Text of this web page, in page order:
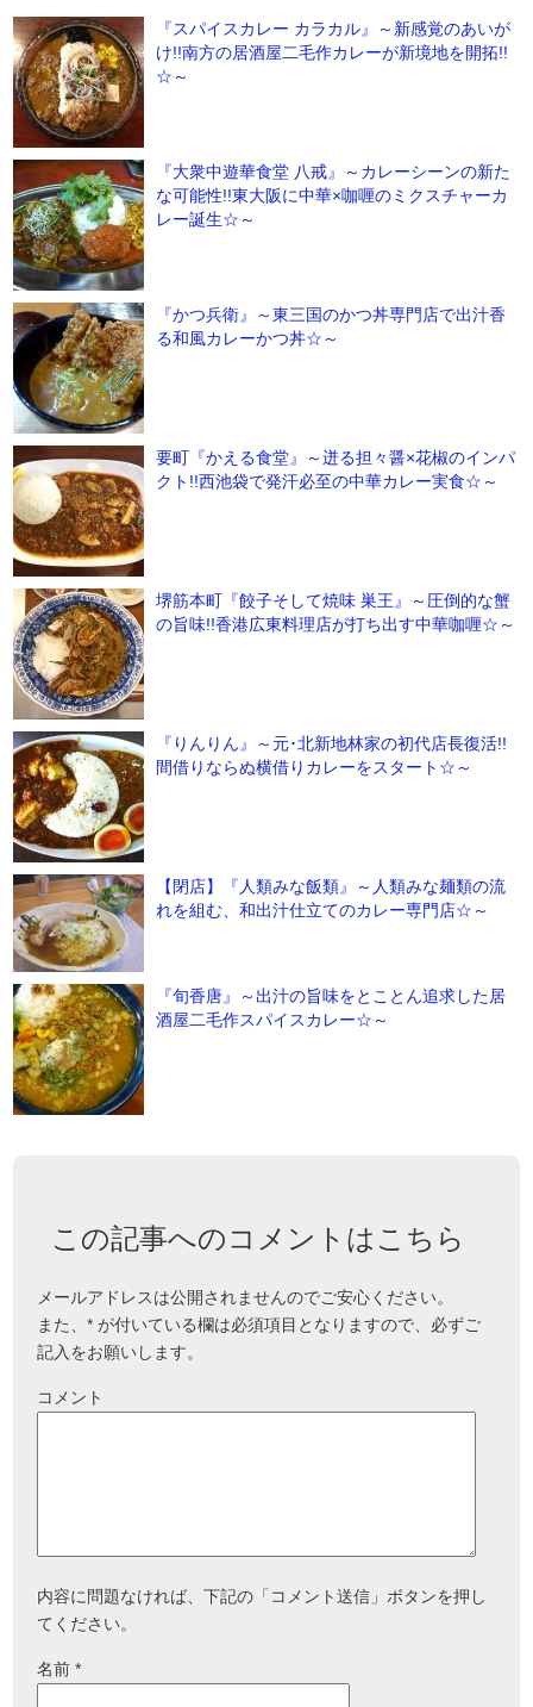
『スパイスカレー カラカル』～新感覚のあいが
け!!南方の居酒屋二毛作カレーが新境地を開拓!!
☆～
『大衆中遊華食堂 八戒』～カレーシーンの新た
な可能性!!東大阪に中華×咖喱のミクスチャーカ
レー誕生☆～
『かつ兵衛』～東三国のかつ丼専門店で出汁香
る和風カレーかつ丼☆～
要町『かえる食堂』～迸る担々醤×花椒のインパ
クト!!西池袋で発汗必至の中華カレー実食☆～
堺筋本町『餃子そして焼味 巣王』～圧倒的な蟹
の旨味!!香港広東料理店が打ち出す中華咖喱☆～
『りんりん』～元･北新地林家の初代店長復活!!
間借りならぬ横借りカレーをスタート☆～
【閉店】『人類みな飯類』～人類みな麺類の流
れを組む、和出汁仕立てのカレー専門店☆～
『旬香唐』～出汁の旨味をとことん追求した居
酒屋二毛作スパイスカレー☆～
この記事へのコメントはこちら
メールアドレスは公開されませんのでご安心ください。
また、* が付いている欄は必須項目となりますので、必ずご
記入をお願いします。
コメント
内容に問題なければ、下記の「コメント送信」ボタンを押し
てください。
名前*